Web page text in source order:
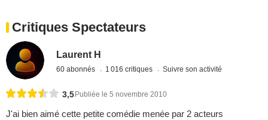
Critiques Spectateurs
Laurent H
60 abonnés 1 016 critiques Suivre son activité
3,5Publiée le 5 novembre 2010
J'ai bien aimé cette petite comédie menée par 2 acteurs